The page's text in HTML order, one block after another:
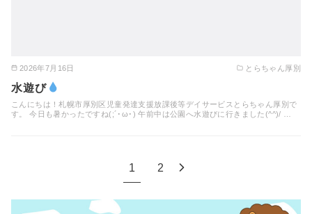
2026年7月16日 とらちゃん厚別
水遊び
こんにちは！札幌市厚別区児童発達支援放課後等デイサービスとらちゃん厚別で
す。 今日も暑かったですね(;´･ω･) 午前中は公園へ水遊びに行きました(^^)/ …
1 2